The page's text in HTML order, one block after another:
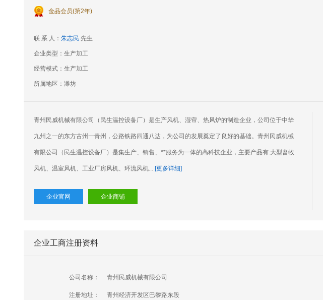
金品会员(第2年)
联 系 人： 朱志民 先生
企业类型：生产加工
经营模式：生产加工
所属地区：潍坊
青州民威机械有限公司（民生温控设备厂）是生产风机、湿帘、热风炉的制造企业，公司位于中华
九州之一的东方古州一青州，公路铁路四通八达，为公司的发展奠定了良好的基础。青州民威机械
有限公司（民生温控设备厂）是集生产、销售、**服务为一体的高科技企业，主要产品有:大型畜牧
风机、温室风机、工业厂房风机、环流风机... [更多详细]
企业官网 企业商铺
企业工商注册资料
公司名称： 青州民威机械有限公司
注册地址： 青州经济开发区巴黎路东段